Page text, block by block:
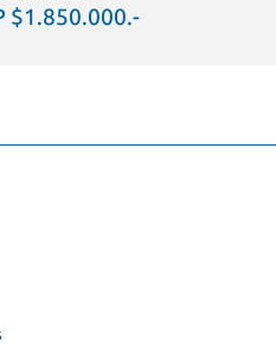
$1.850.000.-